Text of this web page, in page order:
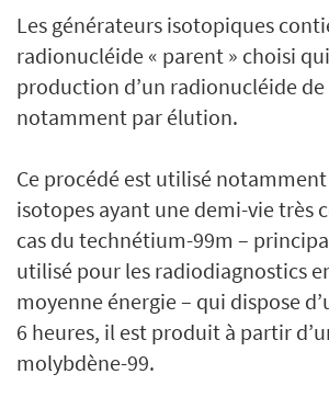
Les générateurs isotopiques
radionucléide « parent » choisi
production d’un radionucléide
notamment par élution.
Ce procédé est utilisé
isotopes ayant une demi-vie très
cas du technétium-99m –
utilisé pour les radiodiagnostics
moyenne énergie – qui dispose
6 heures, il est produit à partir
molybdène-99.